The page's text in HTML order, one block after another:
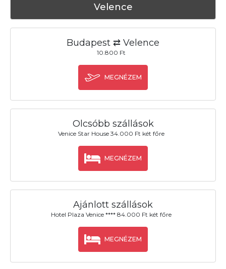
Velence
Budapest ⇄ Velence
10.800 Ft
MEGNÉZEM
Olcsóbb szállások
Venice Star House 34.000 Ft két főre
MEGNÉZEM
Ajánlott szállások
Hotel Plaza Venice **** 84.000 Ft két főre
MEGNÉZEM